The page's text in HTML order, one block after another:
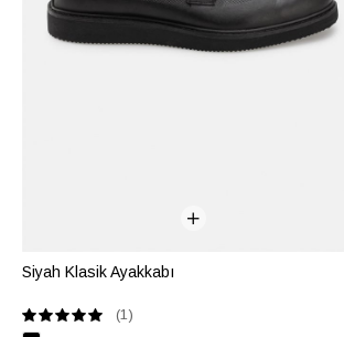
Siyah Klasik Ayakkabı
(1)